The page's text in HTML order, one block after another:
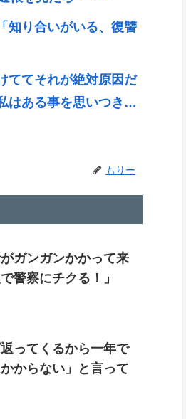
知り合いがいる、復讐
ててそれが絶対原因だ
はある事を思いつき…
もりー
ガンガンかかって来
警察にチクる！」
ってくるから一年で
からない」と言って